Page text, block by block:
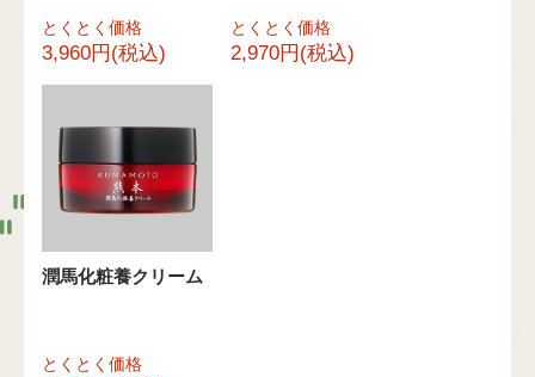
とくとく価格
3,960円(税込)
とくとく価格
2,970円(税込)
潤馬化粧養クリーム
とくとく価格